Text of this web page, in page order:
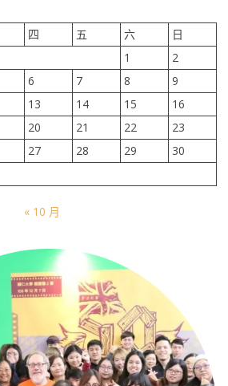
四 五 六
日
1
2
6 7 8
9
13 14 15
16
20 21 22
23
27 28 29
30
« 10 月